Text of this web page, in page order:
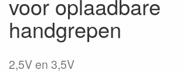
voor oplaadbare
handgrepen
2,5V en 3,5V